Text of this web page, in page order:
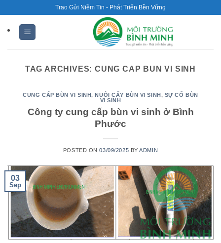
content
Trao Gửi Niềm Tin - Phát Triển Bền Vững
TAG ARCHIVES:CUNG CAP BUN VI SINH
CUNG CẤP BÙN VI SINH,NUÔI CẤY BÙN VI SINH, SỰ CỐ BÙN
VI SINH
Công ty cung cấp bùn vi sinh ở Bình
Phước
POSTED ON03/09/2025 BYADMIN
03
Sep